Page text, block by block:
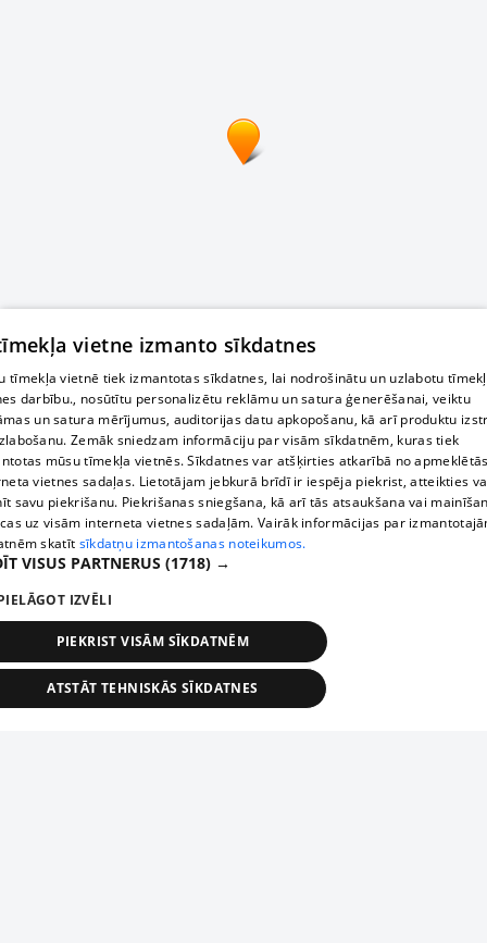
vietne izmanto sīkdatnes
tīmekļa vietnē tiek izmantotas sīkdatnes, lai nodrošinātu un uzlabotu
darbību., nosūtītu personalizētu reklāmu un satura ģenerēšanai, veiktu
un satura mērījumus, auditorijas datu apkopošanu, kā arī produktu
Zemāk sniedzam informāciju par visām sīkdatnēm, kuras tiek
mūsu tīmekļa vietnēs. Sīkdatnes var atšķirties atkarībā no
vietnes sadaļas. Lietotājam jebkurā brīdī ir iespēja piekrist, atteikties
savu piekrišanu. Piekrišanas sniegšana, kā arī tās atsaukšana vai
uz visām interneta vietnes sadaļām. Vairāk informācijas par
skatīt sīkdatņu izmantošanas noteikumos.
VISUS PARTNERUS (1718) →
IZVĒLI
PIEKRIST VISĀM SĪKDATNĒM
ATSTĀT TEHNISKĀS SĪKDATNES